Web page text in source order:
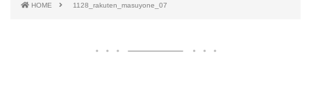
HOME 1128_rakuten_masuyone_07